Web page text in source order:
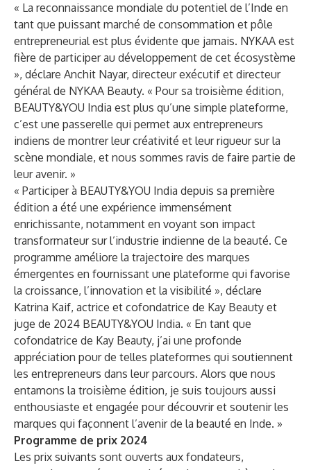
« La reconnaissance mondiale du potentiel de l’Inde en
tant que puissant marché de consommation et pôle
entrepreneurial est plus évidente que jamais. NYKAA est
fière de participer au développement de cet écosystème
», déclare Anchit Nayar, directeur exécutif et directeur
général de NYKAA Beauty. « Pour sa troisième édition,
BEAUTY&YOU India est plus qu’une simple plateforme,
c’est une passerelle qui permet aux entrepreneurs
indiens de montrer leur créativité et leur rigueur sur la
scène mondiale, et nous sommes ravis de faire partie de
leur avenir. »
« Participer à BEAUTY&YOU India depuis sa première
édition a été une expérience immensément
enrichissante, notamment en voyant son impact
transformateur sur l’industrie indienne de la beauté. Ce
programme améliore la trajectoire des marques
émergentes en fournissant une plateforme qui favorise
la croissance, l’innovation et la visibilité », déclare
Katrina Kaif, actrice et cofondatrice de Kay Beauty et
juge de 2024 BEAUTY&YOU India. « En tant que
cofondatrice de Kay Beauty, j’ai une profonde
appréciation pour de telles plateformes qui soutiennent
les entrepreneurs dans leur parcours. Alors que nous
entamons la troisième édition, je suis toujours aussi
enthousiaste et engagée pour découvrir et soutenir les
marques qui façonnent l’avenir de la beauté en Inde. »
Programme de prix 2024
Les prix suivants sont ouverts aux fondateurs,